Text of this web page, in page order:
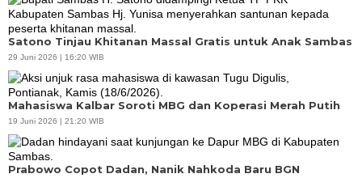
Satono Tinjau Khitanan Massal Gratis untuk Anak Sambas
29 Juni 2026 | 16:20 WIB
Mahasiswa Kalbar Soroti MBG dan Koperasi Merah Putih
19 Juni 2026 | 21:20 WIB
Prabowo Copot Dadan, Nanik Nahkoda Baru BGN